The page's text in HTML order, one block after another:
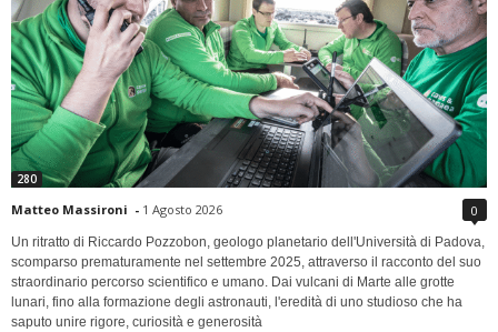
280
Matteo Massironi - 1 Agosto 2026 0
Un ritratto di Riccardo Pozzobon, geologo planetario dell'Università di Padova,
scomparso prematuramente nel settembre 2025, attraverso il racconto del suo
straordinario percorso scientifico e umano. Dai vulcani di Marte alle grotte
lunari, fino alla formazione degli astronauti, l'eredità di uno studioso che ha
saputo unire rigore, curiosità e generosità